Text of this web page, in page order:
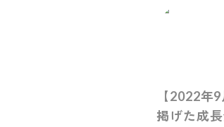
【2022年
掲げた成